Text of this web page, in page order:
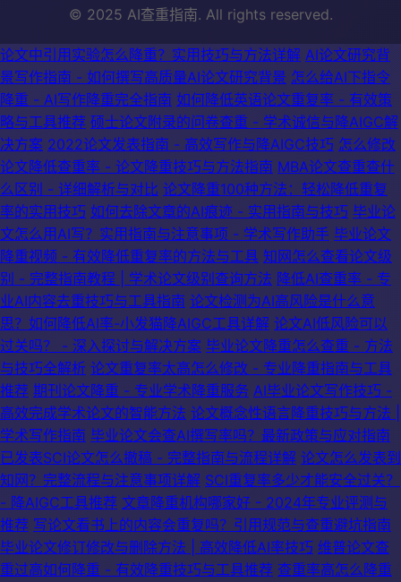
© 2025 AI查重指南. All rights reserved.
论文中引用实验怎么降重？实用技巧与方法详解 AI论文研究背
景写作指南 - 如何撰写高质量AI论文研究背景 怎么给AI下指令
降重 - AI写作降重完全指南 如何降低英语论文重复率 - 有效策
略与工具推荐 硕士论文附录的问卷查重 - 学术诚信与降AIGC解
决方案 2022论文发表指南 - 高效写作与降AIGC技巧 怎么修改
论文降低查重率 - 论文降重技巧与方法指南 MBA论文查重查什
么区别 - 详细解析与对比 论文降重100种方法：轻松降低重复
率的实用技巧 如何去除文章的AI痕迹 - 实用指南与技巧 毕业论
文怎么用AI写？实用指南与注意事项 - 学术写作助手 毕业论文
降重视频 - 有效降低重复率的方法与工具 知网怎么查看论文级
别 - 完整指南教程 | 学术论文级别查询方法 降低AI查重率 - 专
业AI内容去重技巧与工具指南 论文检测为AI高风险是什么意
思？如何降低AI率-小发猫降AIGC工具详解 论文AI低风险可以
过关吗？ - 深入探讨与解决方案 毕业论文降重怎么查重 - 方法
与技巧全解析 论文重复率太高怎么修改 - 专业降重指南与工具
推荐 期刊论文降重 - 专业学术降重服务 AI毕业论文写作技巧 -
高效完成学术论文的智能方法 论文概念性语言降重技巧与方法 |
学术写作指南 毕业论文会查AI撰写率吗？最新政策与应对指南
已发表SCI论文怎么撤稿 - 完整指南与流程详解 论文怎么发表到
知网？完整流程与注意事项详解 SCI重复率多少才能安全过关？
- 降AIGC工具推荐 文章降重机构哪家好 - 2024年专业评测与
推荐 写论文看书上的内容会重复吗？引用规范与查重避坑指南
毕业论文修订修改与删除方法 | 高效降低AI率技巧 维普论文查
重过高如何降重 - 有效降重技巧与工具推荐 查重率高怎么降重